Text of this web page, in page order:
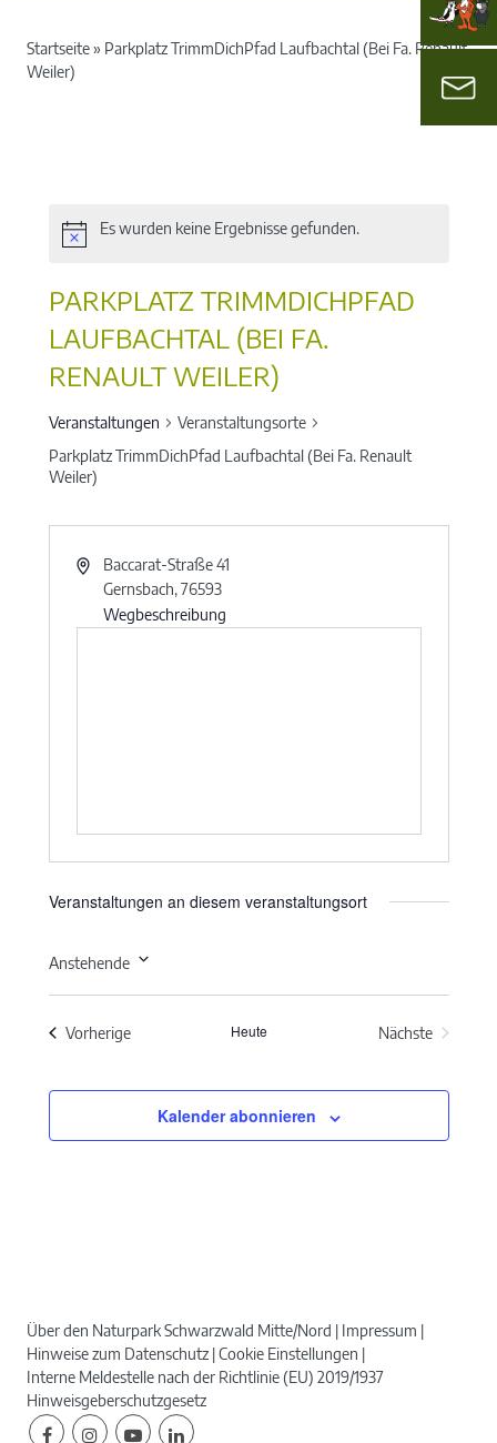
Startseite» Parkplatz TrimmDichPfad Laufbachtal (Bei Fa. Renault
Weiler)
Es wurden keine Ergebnisse gefunden.
PARKPLATZ TRIMMDICHPFAD
LAUFBACHTAL (BEI FA.
RENAULT WEILER)
Veranstaltungen
Veranstaltungsorte
Parkplatz TrimmDichPfad Laufbachtal (Bei Fa. Renault
Weiler)
Baccarat-Straße 41
Gernsbach,76593
Wegbeschreibung
Veranstaltungen an diesem veranstaltungsort
Anstehende
VorherigeVeranstaltungenHeute
Nächste
Kalender abonnieren
Über den Naturpark Schwarzwald Mitte/Nord
Impressum
Hinweise zum Datenschutz Cookie Einstellungen
Interne Meldestelle nach der Richtlinie (EU) 2019/1937
Hinweisgeberschutzgesetz